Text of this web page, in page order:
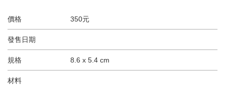
價格 350元
發售日期
規格 8.6 x 5.4 cm
材料